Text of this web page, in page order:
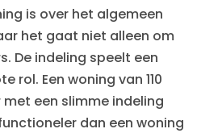
is over het algemeen
het gaat niet alleen om
De indeling speelt een
rol. Een woning van 110
een slimme indeling
dan een woning